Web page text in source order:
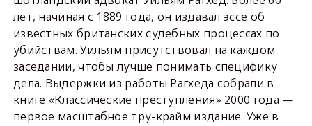
лет, начиная с 1889 года, он издавал эссе об
известных британских судебных процессах по
убийствам. Уильям присутствовал на каждом
заседании, чтобы лучше понимать специфику
дела. Выдержки из работы Рагхеда собрали в
книге «Классические преступления» 2000 года —
первое масштабное тру-крайм издание. Уже в